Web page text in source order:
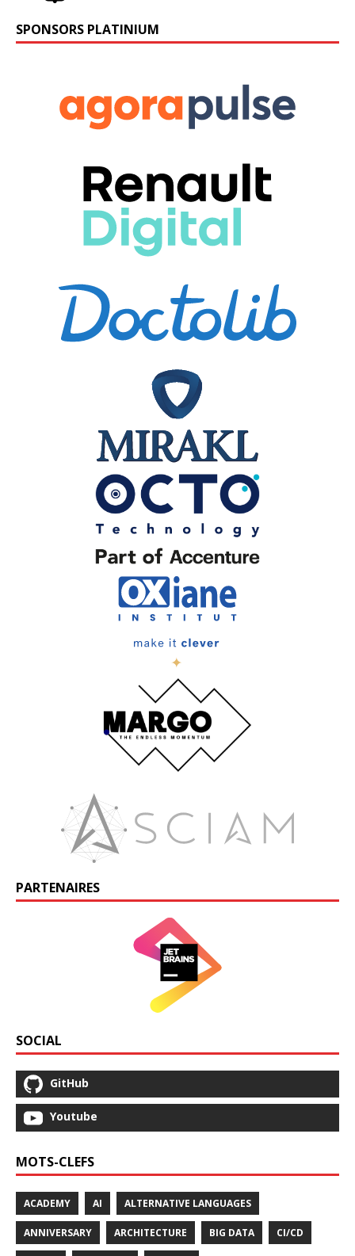
SPONSORS PLATINIUM
PARTENAIRES
SOCIAL
GitHub
Youtube
MOTS-CLEFS
ACADEMY AI ALTERNATIVE LANGUAGES
ANNIVERSARY ARCHITECTURE BIG DATA CI/CD